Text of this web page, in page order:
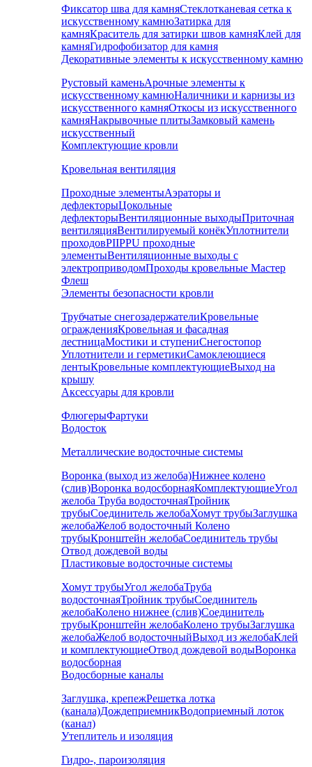
Фиксатор шва для камняСтеклотканевая сетка к
искусственному камнюЗатирка для
камняКраситель для затирки швов камняКлей для
камняГидрофобизатор для камня
Декоративные элементы к искусственному камню
Рустовый каменьАрочные элементы к
искусственному камнюНаличники и карнизы из
искусственного камняОткосы из искусственного
камняНакрывочные плитыЗамковый камень
искусственный
Комплектующие кровли
Кровельная вентиляция
Проходные элементыАэраторы и
дефлекторыЦокольные
дефлекторыВентиляционные выходыПриточная
вентиляцияВентилируемый конёкУплотнители
проходовPIIPPU проходные
элементыВентиляционные выходы с
электроприводомПроходы кровельные Мастер
Флеш
Элементы безопасности кровли
Трубчатые снегозадержателиКровельные
огражденияКровельная и фасадная
лестницаМостики и ступениСнегостопор
Уплотнители и герметикиСамоклеющиеся
лентыКровельные комплектующиеВыход на
крышу
Аксессуары для кровли
ФлюгерыФартуки
Водосток
Металлические водосточные системы
Воронка (выход из желоба)Нижнее колено
(слив)Воронка водосборнаяКомплектующиеУгол
желоба Труба водосточнаяТройник
трубыСоединитель желобаХомут трубыЗаглушка
желобаЖелоб водосточный Колено
трубыКронштейн желобаСоединитель трубы
Отвод дождевой воды
Пластиковые водосточные системы
Хомут трубыУгол желобаТруба
водосточнаяТройник трубыСоединитель
желобаКолено нижнее (слив)Соединитель
трубыКронштейн желобаКолено трубыЗаглушка
желобаЖелоб водосточныйВыход из желобаКлей
и комплектующиеОтвод дождевой водыВоронка
водосборная
Водосборные каналы
Заглушка, крепежРешетка лотка
(канала)ДождеприемникВодоприемный лоток
(канал)
Утеплитель и изоляция
Гидро-, пароизоляция